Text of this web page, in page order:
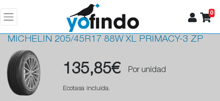
0
MICHELIN 205/45R17 88W XL PRIMACY-3 ZP
135,85€ Por unidad
Ecotasa incluida.